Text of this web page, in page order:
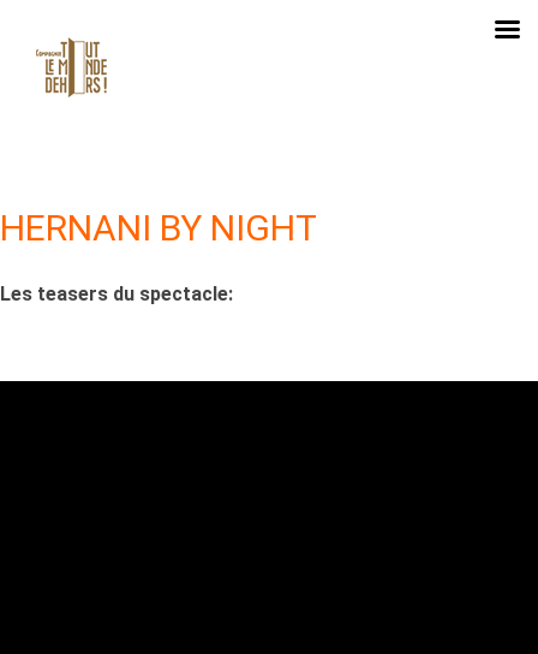
HERNANI BY NIGHT
Les teasers du spectacle: